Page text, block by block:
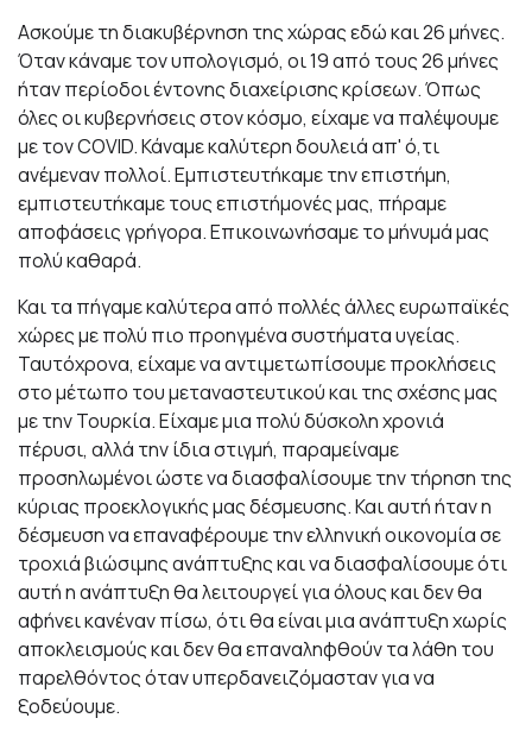
Ασκούμε τη διακυβέρνηση της χώρας εδώ και 26 μήνες.
Όταν κάναμε τον υπολογισμό, οι 19 από τους 26 μήνες
ήταν περίοδοι έντονης διαχείρισης κρίσεων. Όπως
όλες οι κυβερνήσεις στον κόσμο, είχαμε να παλέψουμε
με τον COVID. Κάναμε καλύτερη δουλειά απ' ό,τι
ανέμεναν πολλοί. Εμπιστευτήκαμε την επιστήμη,
εμπιστευτήκαμε τους επιστήμονές μας, πήραμε
αποφάσεις γρήγορα. Επικοινωνήσαμε το μήνυμά μας
πολύ καθαρά.
Και τα πήγαμε καλύτερα από πολλές άλλες ευρωπαϊκές
χώρες με πολύ πιο προηγμένα συστήματα υγείας.
Ταυτόχρονα, είχαμε να αντιμετωπίσουμε προκλήσεις
στο μέτωπο του μεταναστευτικού και της σχέσης μας
με την Τουρκία. Είχαμε μια πολύ δύσκολη χρονιά
πέρυσι, αλλά την ίδια στιγμή, παραμείναμε
προσηλωμένοι ώστε να διασφαλίσουμε την τήρηση της
κύριας προεκλογικής μας δέσμευσης. Και αυτή ήταν η
δέσμευση να επαναφέρουμε την ελληνική οικονομία σε
τροχιά βιώσιμης ανάπτυξης και να διασφαλίσουμε ότι
αυτή η ανάπτυξη θα λειτουργεί για όλους και δεν θα
αφήνει κανέναν πίσω, ότι θα είναι μια ανάπτυξη χωρίς
αποκλεισμούς και δεν θα επαναληφθούν τα λάθη του
παρελθόντος όταν υπερδανειζόμασταν για να
ξοδεύουμε.